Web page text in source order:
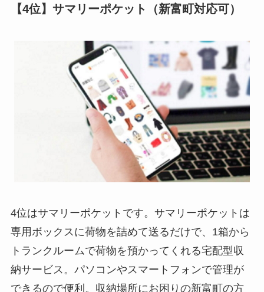
【4位】サマリーポケット（新富町対応可）
4位はサマリーポケットです。サマリーポケットは
専用ボックスに荷物を詰めて送るだけで、1箱から
トランクルームで荷物を預かってくれる宅配型収
納サービス。パソコンやスマートフォンで管理が
できるので便利。収納場所にお困りの新富町の方